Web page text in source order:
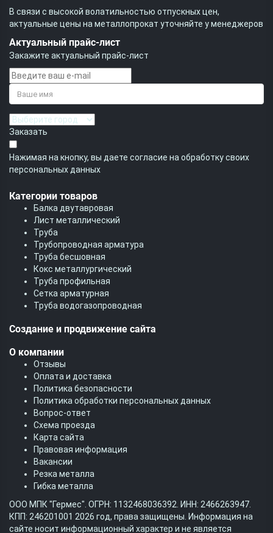
В связи с высокой волатильностью отпускных цен,
актуальные цены на металлопрокат уточняйте у менеджеров
Актуальный прайс-лист
Закажите актуальный прайс-лист
Заказать
Нажимая на кнопку, вы даете согласие на обработку своих
персональных данных
Категории товаров
Балка двутавровая
Лист металлический
Труба
Трубопроводная арматура
Труба бесшовная
Кокс металлургический
Труба профильная
Cетка арматурная
Труба водогазопроводная
Создание и продвижение сайта
О компании
Отзывы
Оплата и доставка
Политика безопасности
Политика обработки персональных данных
Вопрос-ответ
Схема проезда
Карта сайта
Правовая информация
Вакансии
Резка металла
Гибка металла
ООО МПК "Гермес". ОГРН: 1132468036392. ИНН: 2466263947.
КПП: 246201001 2026 год, права защищены. Информация на
сайте носит информационный характер и не является